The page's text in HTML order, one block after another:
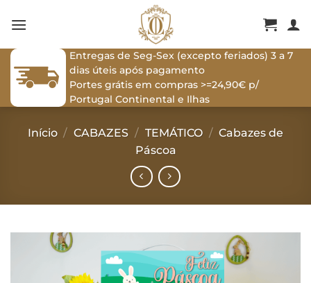
Entregas de Seg-Sex (excepto feriados) 3 a 7
dias úteis após pagamento
Portes grátis em compras >=24,90€ p/
Portugal Continental e Ilhas
Início / CABAZES / TEMÁTICO / Cabazes de
Páscoa